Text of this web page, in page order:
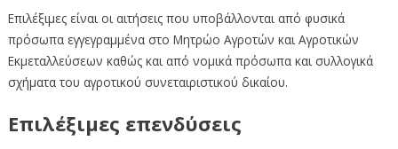
Επιλέξιμες είναι οι αιτήσεις που υποβάλλονται από φυσικά
πρόσωπα εγγεγραμμένα στο Μητρώο Αγροτών και Αγροτικών
Εκμεταλλεύσεων καθώς και από νομικά πρόσωπα και συλλογικά
σχήματα του αγροτικού συνεταιριστικού δικαίου.
Επιλέξιμες επενδύσεις